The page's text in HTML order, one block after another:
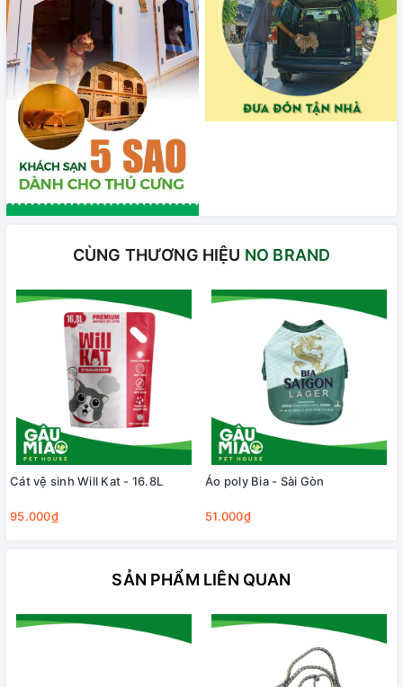
CÙNG THƯƠNG HIỆU NO BRAND
Cát vệ sinh Will Kat - 16.8L
95.000₫
Áo poly Bia - Sài Gòn
51.000₫
SẢN PHẨM LIÊN QUAN